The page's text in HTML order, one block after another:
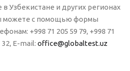
Узбекистане и других регионах
можете с помощью формы
+998 71 205 59 79, +998 71
32, E-mail: office@globaltest.uz